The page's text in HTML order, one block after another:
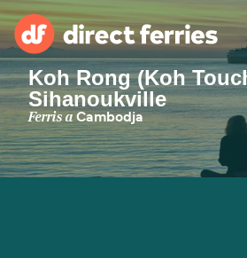
Països
Bitllets de Ferry
Koh Rong (Koh
Sihanoukville
Ferris a Cambodja